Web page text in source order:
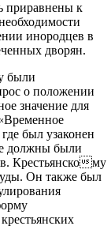
приравнены к
инородцев в
дворян.
были
о положении
значение для
был узаконен
должны были
Крестьянскому
Он также был